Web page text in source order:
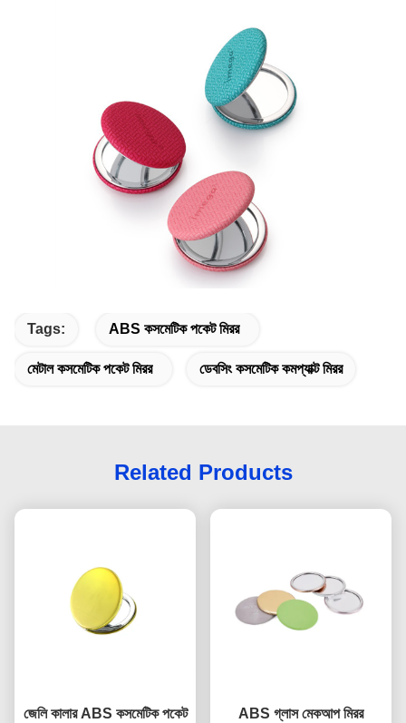
Tags: ABS কসমেটিক পকেট মিরর
মেটাল কসমেটিক পকেট মিরর ডেবসিং কসমেটিক কমপ্যাক্ট মিরর
Related Products
জেলি কালার ABS কসমেটিক পকেট
ABS গ্লাস মেকআপ মিরর